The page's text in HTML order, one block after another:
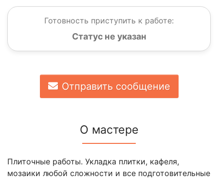
Готовность приступить к работе:
Статус не указан
Отправить сообщение
О мастере
Плиточные работы. Укладка плитки, кафеля,
мозаики любой сложности и все подготовительные